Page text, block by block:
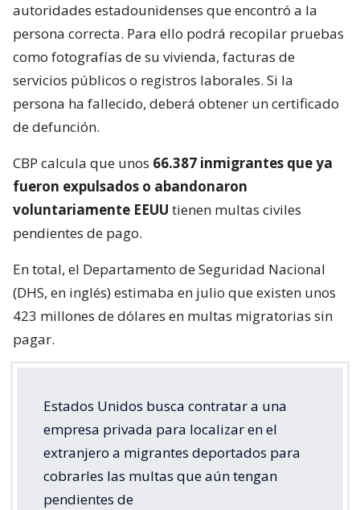
autoridades estadounidenses que encontró a la
persona correcta. Para ello podrá recopilar pruebas
como fotografías de su vivienda, facturas de
servicios públicos o registros laborales. Si la
persona ha fallecido, deberá obtener un certificado
de defunción.
CBP calcula que unos 66.387 inmigrantes que ya
fueron expulsados o abandonaron
voluntariamente EEUU tienen multas civiles
pendientes de pago.
En total, el Departamento de Seguridad Nacional
(DHS, en inglés) estimaba en julio que existen unos
423 millones de dólares en multas migratorias sin
pagar.
Estados Unidos busca contratar a una
empresa privada para localizar en el
extranjero a migrantes deportados para
cobrarles las multas que aún tengan
pendientes de